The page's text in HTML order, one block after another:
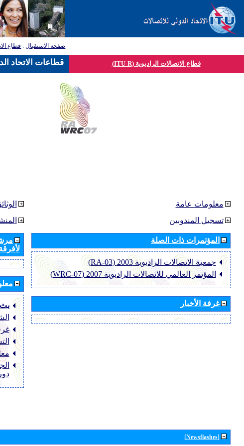
صفحة الاستقبال: قطاع
قطاع الاتصالات الراديوية (ITU-R)
معلومات عامة
تسجيل المندوبين
المؤتمرات ذات الصلة
جمعية الاتصالات الراديوية 2003 (RA-03)
المؤتمر العالمي للاتصالات الراديوية 2007 (WRC-07)
غرفة الأخبار
[Newsflashes]
قطاعات الاتحاد